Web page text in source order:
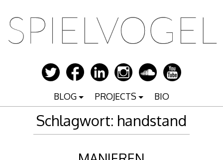
Inhalt
springen
BLOG PROJECTS BIO
Schlagwort: handstand